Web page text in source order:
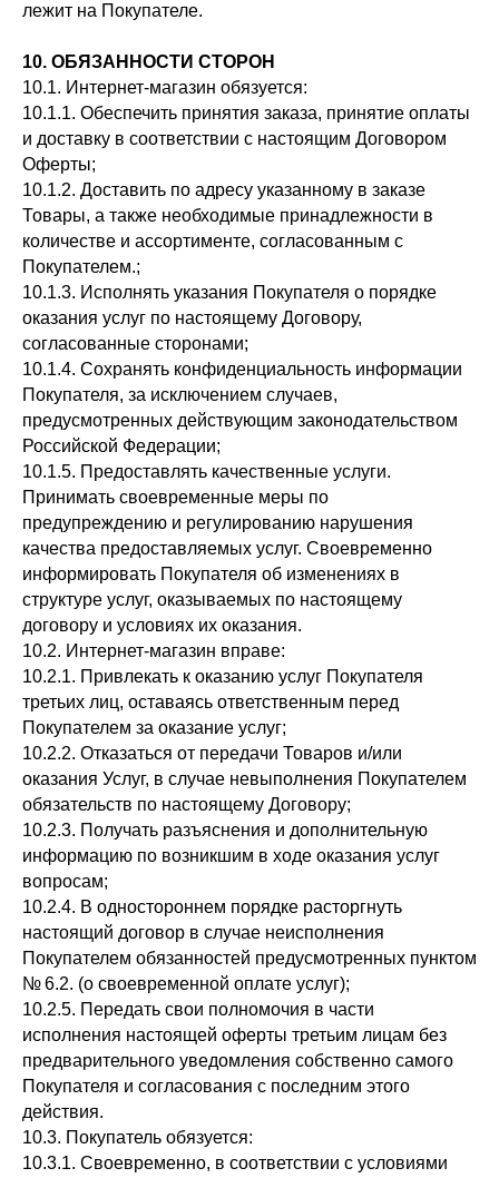
лежит на Покупателе.
10. ОБЯЗАННОСТИ СТОРОН
10.1. Интернет-магазин обязуется:
10.1.1. Обеспечить принятия заказа, принятие оплаты
и доставку в соответствии с настоящим Договором
Оферты;
10.1.2. Доставить по адресу указанному в заказе
Товары, а также необходимые принадлежности в
количестве и ассортименте, согласованным с
Покупателем.;
10.1.3. Исполнять указания Покупателя о порядке
оказания услуг по настоящему Договору,
согласованные сторонами;
10.1.4. Сохранять конфиденциальность информации
Покупателя, за исключением случаев,
предусмотренных действующим законодательством
Российской Федерации;
10.1.5. Предоставлять качественные услуги.
Принимать своевременные меры по
предупреждению и регулированию нарушения
качества предоставляемых услуг. Своевременно
информировать Покупателя об изменениях в
структуре услуг, оказываемых по настоящему
договору и условиях их оказания.
10.2. Интернет-магазин вправе:
10.2.1. Привлекать к оказанию услуг Покупателя
третьих лиц, оставаясь ответственным перед
Покупателем за оказание услуг;
10.2.2. Отказаться от передачи Товаров и/или
оказания Услуг, в случае невыполнения Покупателем
обязательств по настоящему Договору;
10.2.3. Получать разъяснения и дополнительную
информацию по возникшим в ходе оказания услуг
вопросам;
10.2.4. В одностороннем порядке расторгнуть
настоящий договор в случае неисполнения
Покупателем обязанностей предусмотренных пунктом
№ 6.2. (о своевременной оплате услуг);
10.2.5. Передать свои полномочия в части
исполнения настоящей оферты третьим лицам без
предварительного уведомления собственно самого
Покупателя и согласования с последним этого
действия.
10.3. Покупатель обязуется:
10.3.1. Своевременно, в соответствии с условиями